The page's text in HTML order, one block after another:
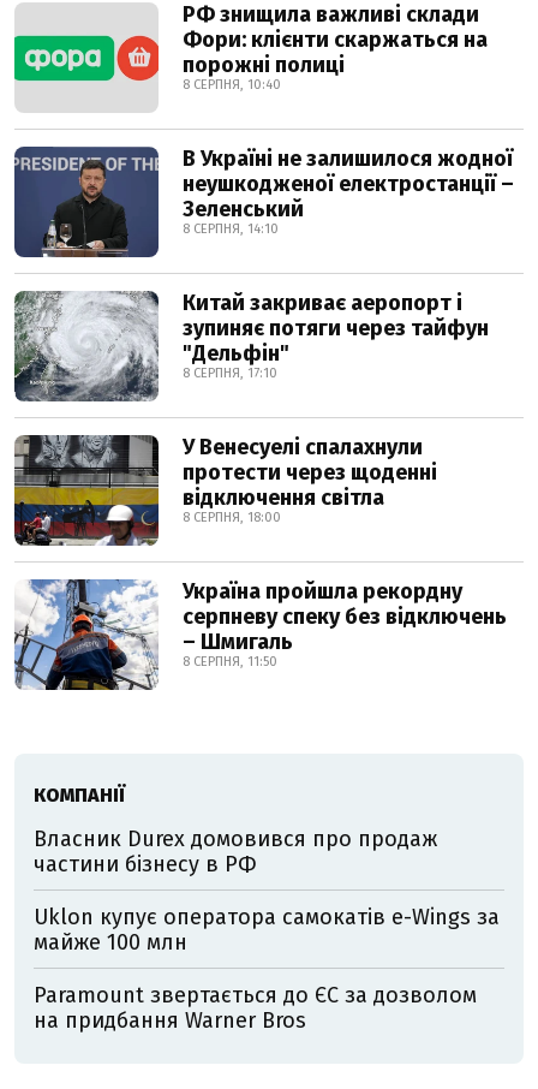
РФ знищила важливі склади
Фори: клієнти скаржаться на
порожні полиці
8 СЕРПНЯ, 10:40
В Україні не залишилося жодної
неушкодженої електростанції –
Зеленський
8 СЕРПНЯ, 14:10
Китай закриває аеропорт і
зупиняє потяги через тайфун
"Дельфін"
8 СЕРПНЯ, 17:10
У Венесуелі спалахнули
протести через щоденні
відключення світла
8 СЕРПНЯ, 18:00
Україна пройшла рекордну
серпневу спеку без відключень
– Шмигаль
8 СЕРПНЯ, 11:50
КОМПАНІЇ
Власник Durex домовився про продаж
частини бізнесу в РФ
Uklon купує оператора самокатів e-Wings за
майже 100 млн
Paramount звертається до ЄС за дозволом
на придбання Warner Bros